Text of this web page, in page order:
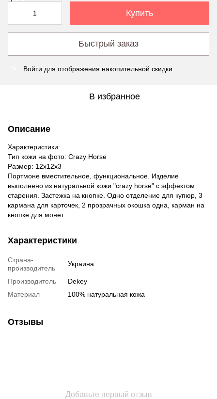
Купить
Быстрый заказ
Войти для отображения накопительной скидки
В избранное
Описание
Характеристики:
Тип кожи на фото: Crazy Horse
Размер: 12х12х3
Портмоне вместительное, функциональное. Изделие
выполнено из натуральной кожи "crazy horse" с эффектом
старения. Застежка на кнопке. Одно отделение для купюр, 3
кармана для карточек, 2 прозрачных окошка одна, карман на
кнопке для монет.
Характеристики
Страна-
производитель
Украина
Производитель
Dekey
Материал
100% натуральная кожа
Отзывы
Добавьте первый отзыв